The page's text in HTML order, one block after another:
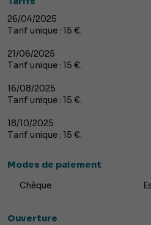
26/04/2025
Tarif unique : 15 €.
21/06/2025
Tarif unique : 15 €.
16/08/2025
Tarif unique : 15 €.
18/10/2025
Tarif unique : 15 €.
Modes de paiement
Chèque
Ouverture